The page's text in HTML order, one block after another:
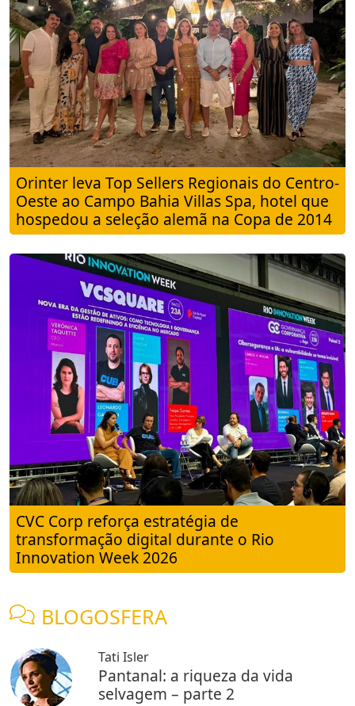
Orinter leva Top Sellers Regionais do Centro-
Oeste ao Campo Bahia Villas Spa, hotel que
hospedou a seleção alemã na Copa de 2014
CVC Corp reforça estratégia de
transformação digital durante o Rio
Innovation Week 2026
BLOGOSFERA
Tati Isler
Pantanal: a riqueza da vida
selvagem – parte 2